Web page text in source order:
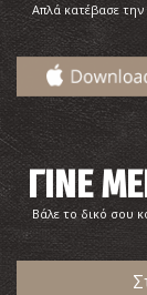
Απλά κατέβασε
ΓΙΝΕ
Βάλε το δικό σου